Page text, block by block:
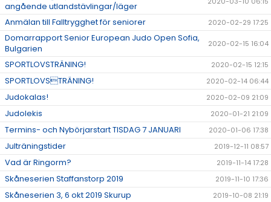
angående utlandstävlingar/läger
Anmälan till Falltrygghet för seniorer 2020-02-29 17:25
Domarrapport Senior European Judo Open Sofia,
Bulgarien
2020-02-15 16:04
SPORTLOVSTRÄNING! 2020-02-15 12:15
SPORTLOVSTRÄNING! 2020-02-14 06:44
Judokalas! 2020-02-09 21:09
Judolekis 2020-01-21 21:09
Termins- och Nybörjarstart TISDAG 7 JANUARI 2020-01-06 17:38
Julträningstider 2019-12-11 08:57
Vad är Ringorm? 2019-11-14 17:28
Skåneserien Staffanstorp 2019 2019-11-10 17:36
Skåneserien 3, 6 okt 2019 Skurup 2019-10-08 21:19